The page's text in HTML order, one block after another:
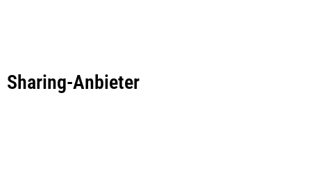
Sharing-Anbieter